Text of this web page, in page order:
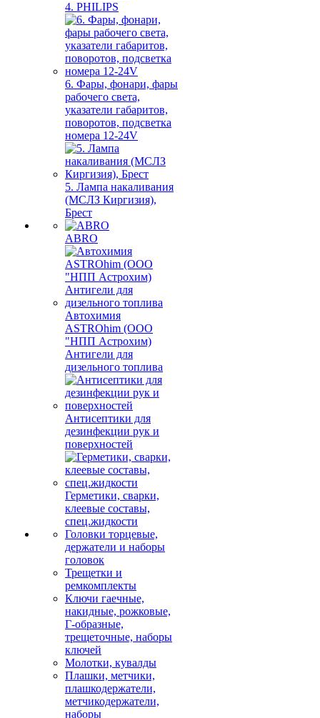
4. PHILIPS
6. Фары, фонари, фары
рабочего света,
указатели габаритов,
поворотов, подсветка
номера 12-24V
5. Лампа накаливания
(МСЛЗ Киргизия),
Брест
ABRO
Автохимия
ASTROhim (ООО
"НПП Астрохим)
Антигели для
дизельного топлива
Антисептики для
дезинфекции рук и
поверхностей
Герметики, сварки,
клеевые составы,
спец.жидкости
Головки торцевые,
держатели и наборы
головок
Трещетки и
ремкомплекты
Ключи гаечные,
накидные, рожковые,
Г-образные,
трещеточные, наборы
ключей
Молотки, кувалды
Плашки, метчики,
плашкодержатели,
метчикодержатели,
наборы